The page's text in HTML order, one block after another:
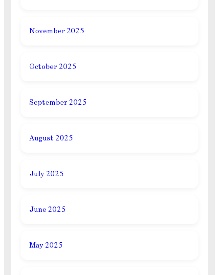
November 2025
October 2025
September 2025
August 2025
July 2025
June 2025
May 2025